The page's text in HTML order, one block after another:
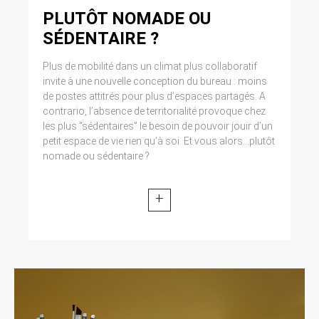
PLUTÔT NOMADE OU
SÉDENTAIRE ?
Plus de mobilité dans un climat plus collaboratif
invite à une nouvelle conception du bureau : moins
de postes attitrés pour plus d’espaces partagés. A
contrario, l’absence de territorialité provoque chez
les plus “sédentaires” le besoin de pouvoir jouir d’un
petit espace de vie rien qu’à soi. Et vous alors...plutôt
nomade ou sédentaire ?
+
Cliquez en haut à droite du navigateur sur le
pictogramme de menu (symbolisé par trois
lignes horizontales). Sélectionnez Paramètres.
Dans la section ‘Confidentialité’, cliquez sur
préférences. Dans l’onglet ‘Confidentialité’,
vous pouvez bloquer les cookies.
9. DROIT APPLICABLE ET
ATTRIBUTION DE
Tout litige en relation avec l’utilisation du site
https://clen.fr est soumis au droit français. Il est
10. LES PRINCIPALES LOIS
Loi n° 78-17 du 6 janvier 1978, notamment